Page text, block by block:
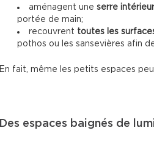
aménagent une serre
portée de main;
recouvrent toutes les
pothos ou les sansevières afin
En fait, même les petits espaces
Des espaces baignés de